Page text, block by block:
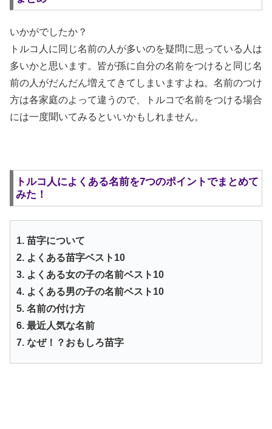
いかがでしたか？
トルコ人に同じ名前の人が多いのを疑問に思っている人は
多いかと思います。皆が孫に自分の名前をつけると同じ名
前の人がだんだん増えてきてしまいますよね。名前のつけ
方は各家庭のよって違うので、トルコで名前をつける場合
には一度聞いてみるといいかもしれません。
トルコ人によくある名前を7つのポイントでまとめて
みた！
1. 苗字について
2. よくある苗字ベスト10
3. よくある女の子の名前ベスト10
4. よくある男の子の名前ベスト10
5. 名前の付け方
6. 最近人気な名前
7. なぜ！？おもしろ苗字